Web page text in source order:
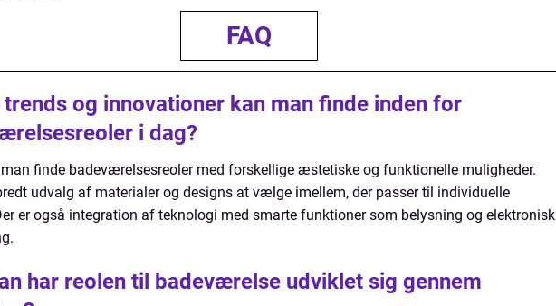
FAQ
og innovationer kan man finde inden for
i dag?
finde badeværelsesreoler med forskellige æstetiske og funktionelle muligheder.
udvalg af materialer og designs at vælge imellem, der passer til individuelle
er også integration af teknologi med smarte funktioner som belysning og elektronisk
har reolen til badeværelse udviklet sig gennem